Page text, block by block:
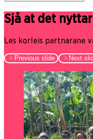
Sjå at det nyttar
Les korleis partnarane
Previous slide Next